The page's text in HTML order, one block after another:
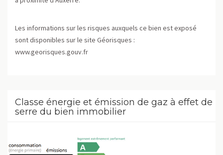
Les informations sur les risques auxquels ce bien est exposé
sont disponibles sur le site Géorisques :
www.georisques.gouv.fr
Classe énergie et émission de gaz à effet de
serre du bien immobilier